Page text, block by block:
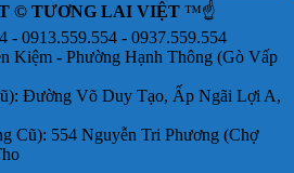
© TƯƠNG LAI VIỆT ™☝️
- 0913.559.554 - 0937.559.554
Kiệm - Phường Hạnh Thông (Gò Vấp
Đường Võ Duy Tạo, Ấp Ngãi Lợi A,
Cũ): 554 Nguyễn Tri Phương (Chợ